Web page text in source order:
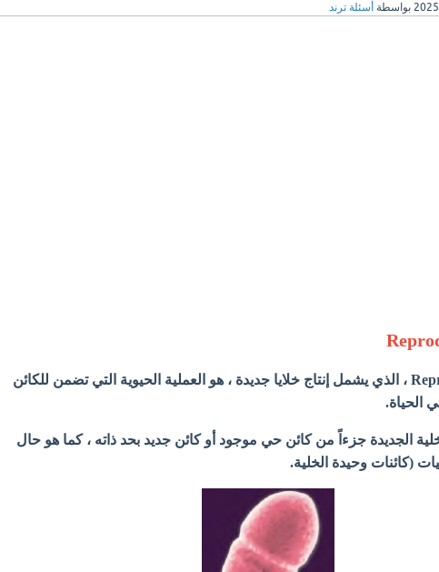
بواسطة أسئلة ترند
- التكاثر Reproduction ، الذي يشمل إنتاج خلايا جديدة ، هو العملية الحيوية التي تضمن للكائن
الحياة.
الجديدة جزءاً من كائن حي موجود أو كائن جديد بحد ذاته ، كما هو حال
(كائنات وحيدة الخلية.